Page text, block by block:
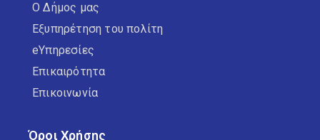
Ο Δήμος μας
Εξυπηρέτηση του πολίτη
eΥπηρεσίες
Επικαιρότητα
Επικοινωνία
Όροι Χρήσης